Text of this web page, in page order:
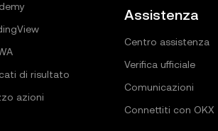
di risultato
azioni
Assistenza
Centro assistenza
Verifica ufficiale
Comunicazioni
Connettiti con OKX